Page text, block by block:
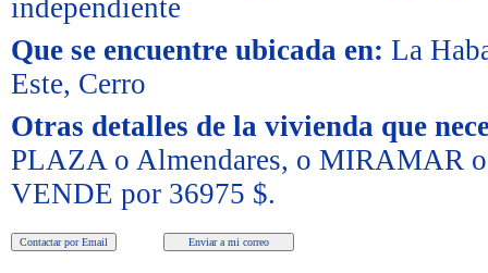
independiente
Que se encuentre ubicada en: La
Este, Cerro
Otras detalles de la vivienda que
PLAZA o Almendares, o MIRAMAR o
VENDE por 36975 $.